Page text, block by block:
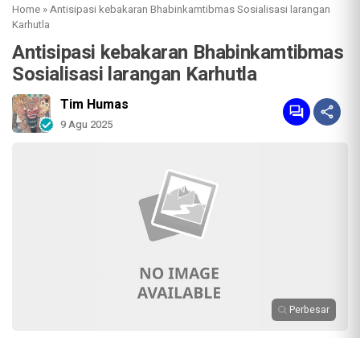
Home »Antisipasi kebakaran Bhabinkamtibmas Sosialisasi larangan
Karhutla
Antisipasi kebakaran Bhabinkamtibmas
Sosialisasi larangan Karhutla
Tim Humas
9 Agu 2025
Perbesar